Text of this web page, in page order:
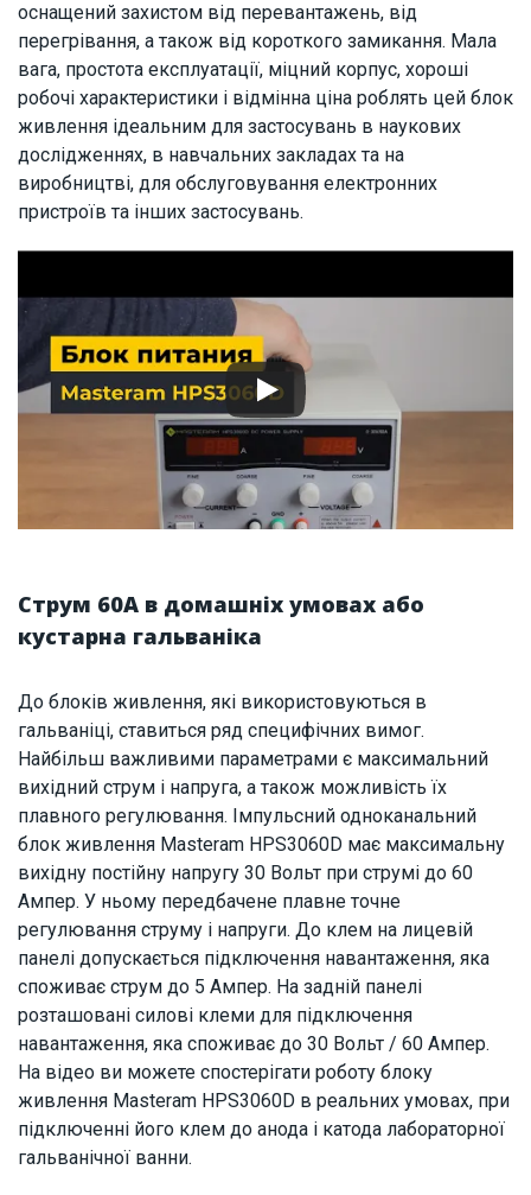
оснащений захистом від перевантажень, від
перегрівання, а також від короткого замикання. Мала
вага, простота експлуатації, міцний корпус, хороші
робочі характеристики і відмінна ціна роблять цей блок
живлення ідеальним для застосувань в наукових
дослідженнях, в навчальних закладах та на
виробництві, для обслуговування електронних
пристроїв та інших застосувань.
Струм 60А в домашніх умовах або
кустарна гальваніка
До блоків живлення, які використовуються в
гальваніці, ставиться ряд специфічних вимог.
Найбільш важливими параметрами є максимальний
вихідний струм і напруга, а також можливість їх
плавного регулювання. Імпульсний одноканальний
блок живлення Masteram HPS3060D має максимальну
вихідну постійну напругу 30 Вольт при струмі до 60
Ампер. У ньому передбачене плавне точне
регулювання струму і напруги. До клем на лицевій
панелі допускається підключення навантаження, яка
споживає струм до 5 Ампер. На задній панелі
розташовані силові клеми для підключення
навантаження, яка споживає до 30 Вольт / 60 Ампер.
На відео ви можете спостерігати роботу блоку
живлення Masteram HPS3060D в реальних умовах, при
підключенні його клем до анода і катода лабораторної
гальванічної ванни.